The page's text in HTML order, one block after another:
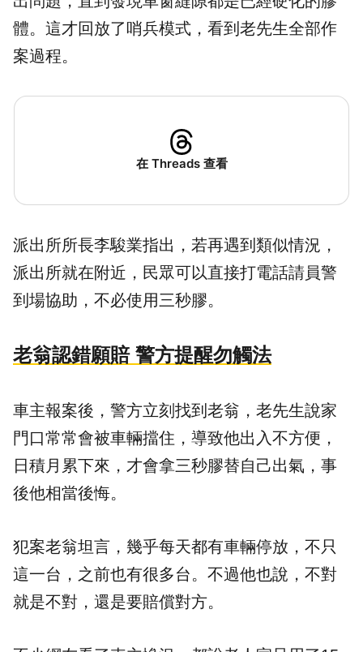
體。這才回放了哨兵模式，看到老先生全部作
案過程。
在 Threads 查看
派出所所長李駿業指出，若再遇到類似情況，
派出所就在附近，民眾可以直接打電話請員警
到場協助，不必使用三秒膠。
老翁認錯願賠 警方提醒勿觸法
車主報案後，警方立刻找到老翁，老先生說家
門口常常會被車輛擋住，導致他出入不方便，
日積月累下來，才會拿三秒膠替自己出氣，事
後他相當後悔。
犯案老翁坦言，幾乎每天都有車輛停放，不只
這一台，之前也有很多台。不過他也說，不對
就是不對，還是要賠償對方。